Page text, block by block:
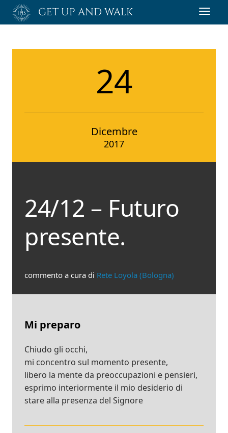
Passa
GET UP AND WALK
24
Dicembre
2017
24/12 – Futuro
presente.
commento a cura di Rete Loyola (Bologna)
Mi preparo
Chiudo gli occhi,
mi concentro sul momento presente,
libero la mente da preoccupazioni e pensieri,
esprimo interiormente il mio desiderio di
stare alla presenza del Signore